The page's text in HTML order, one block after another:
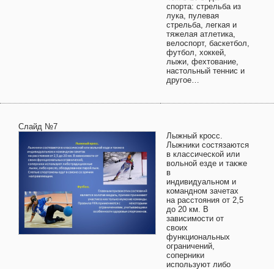
спорта: стрельба из
лука, пулевая
стрельба, легкая и
тяжелая атлетика,
велоспорт, баскетбол,
футбол, хоккей,
лыжи, фехтование,
настольный теннис и
другое…
Слайд №7
Лыжный кросс.
Лыжники состязаются
в классической или
вольной езде и также
в
индивидуальном и
командном зачетах
на расстояния от 2,5
до 20 км. В
зависимости от
своих
функциональных
ограничений,
соперники
используют либо